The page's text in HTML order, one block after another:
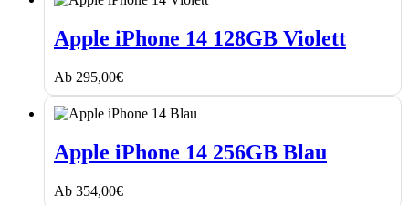
iPhone
14
Violett
Apple iPhone 14 128GB Violett
Ab 295,00€
iPhone
14
Blau
Apple iPhone 14 256GB Blau
Ab 354,00€